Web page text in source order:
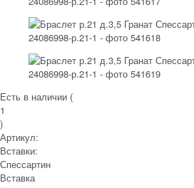
Есть в наличии (
1
)
Артикул:
Вставки:
Спессартин
Вставка